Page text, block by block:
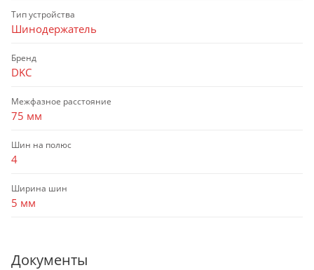
Тип устройства
Шинодержатель
Бренд
DKC
Межфазное расстояние
75 мм
Шин на полюс
4
Ширина шин
5 мм
Документы